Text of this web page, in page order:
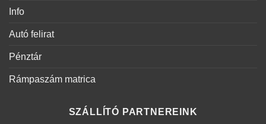
Info
Autó felirat
Pénztár
Rámpaszám matrica
SZÁLLÍTÓ PARTNEREINK